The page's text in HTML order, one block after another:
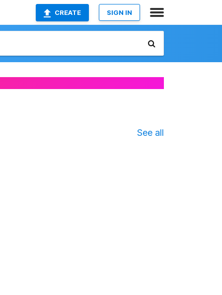
CREATE SIGN IN
See all